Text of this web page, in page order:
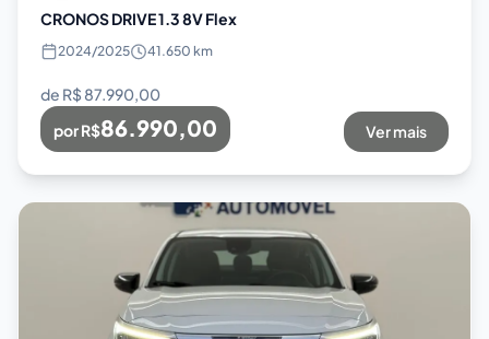
CRONOS DRIVE 1.3 8V Flex
2024/2025 41.650 km
de R$87.990,00
por R$86.990,00 Ver mais